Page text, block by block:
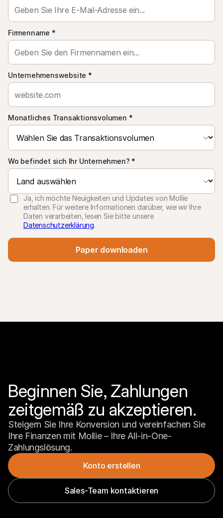
Firmenname *
Unternehmenswebsite *
Monatliches Transaktionsvolumen *
Wo befindet sich Ihr Unternehmen? *
Ja, ich möchte Neuigkeiten und Updates von Mollie
erhalten. Für weitere Informationen darüber, wie wir Ihre
Daten verarbeiten, lesen Sie bitte unsere
Datenschutzerklärung.
Paper downloaden
Beginnen Sie, Zahlungen
zeitgemäß zu akzeptieren.
Steigern Sie Ihre Konversion und vereinfachen Sie
Ihre Finanzen mit Mollie – Ihre All-in-One-
Zahlungslösung.
Konto erstellen
Sales-Team kontaktieren